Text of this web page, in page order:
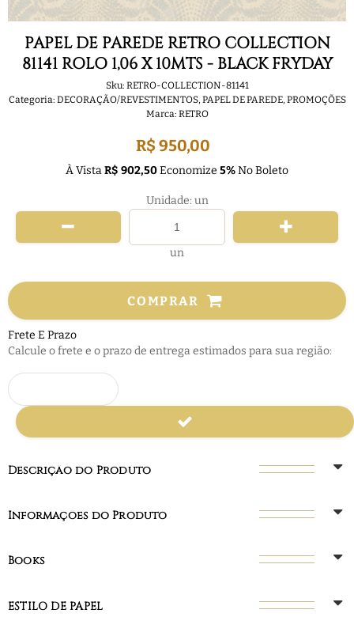
PAPEL DE PAREDE RETRO COLLECTION
81141 ROLO 1,06 X 10MTS - BLACK FRYDAY
Sku: RETRO-COLLECTION-81141
Categoria: DECORAÇÃO/REVESTIMENTOS,PAPEL DE PAREDE,PROMOÇÕES
Marca: RETRO
R$ 950,00
À VistaR$ 902,50Economize 5%No Boleto
Unidade: un
un
COMPRAR
Frete E Prazo
Calcule o frete e o prazo de entrega estimados para sua região:
Descrição do Produto
Informações do Produto
Books
ESTILO DE PAPEL